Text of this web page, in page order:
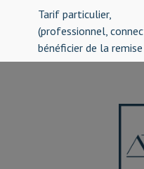
Tarif particulier,
(professionnel,
bénéficier de la